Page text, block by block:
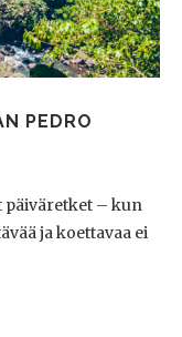
PEDRO
päiväretket – kun
ja koettavaa ei